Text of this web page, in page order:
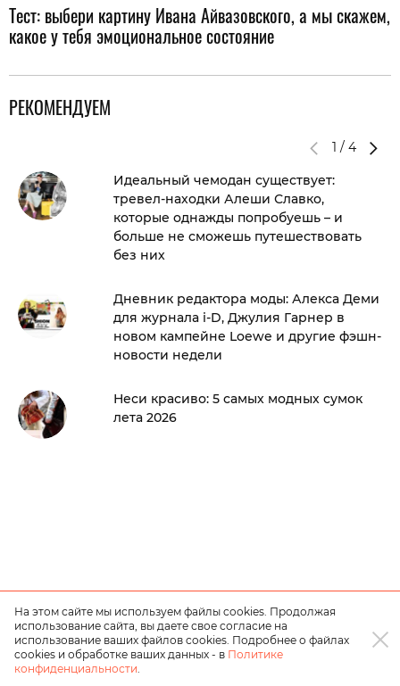
Тест: выбери картину Ивана Айвазовского, а мы скажем,
какое у тебя эмоциональное состояние
РЕКОМЕНДУЕМ
1 / 4
Идеальный чемодан существует:
тревел-находки Алеши Славко,
которые однажды попробуешь – и
больше не сможешь путешествовать
без них
Дневник редактора моды: Алекса Деми
для журнала i-D, Джулия Гарнер в
новом кампейне Loewe и другие фэшн-
новости недели
Неси красиво: 5 самых модных сумок
лета 2026
На этом сайте мы используем файлы cookies. Продолжая
использование сайта, вы даете свое согласие на
использование ваших файлов cookies. Подробнее о файлах
cookies и обработке ваших данных - в Политике
конфиденциальности.